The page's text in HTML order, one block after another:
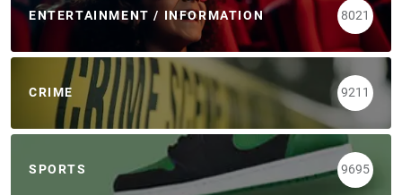
ENTERTAINMENT / INFORMATION 8021
CRIME 9211
SPORTS 9695